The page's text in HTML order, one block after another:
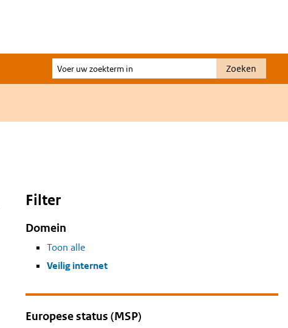
Voer
uw
Zoeken
Filter
Domein
Toon alle
Veilig internet
Europese status (MSP)